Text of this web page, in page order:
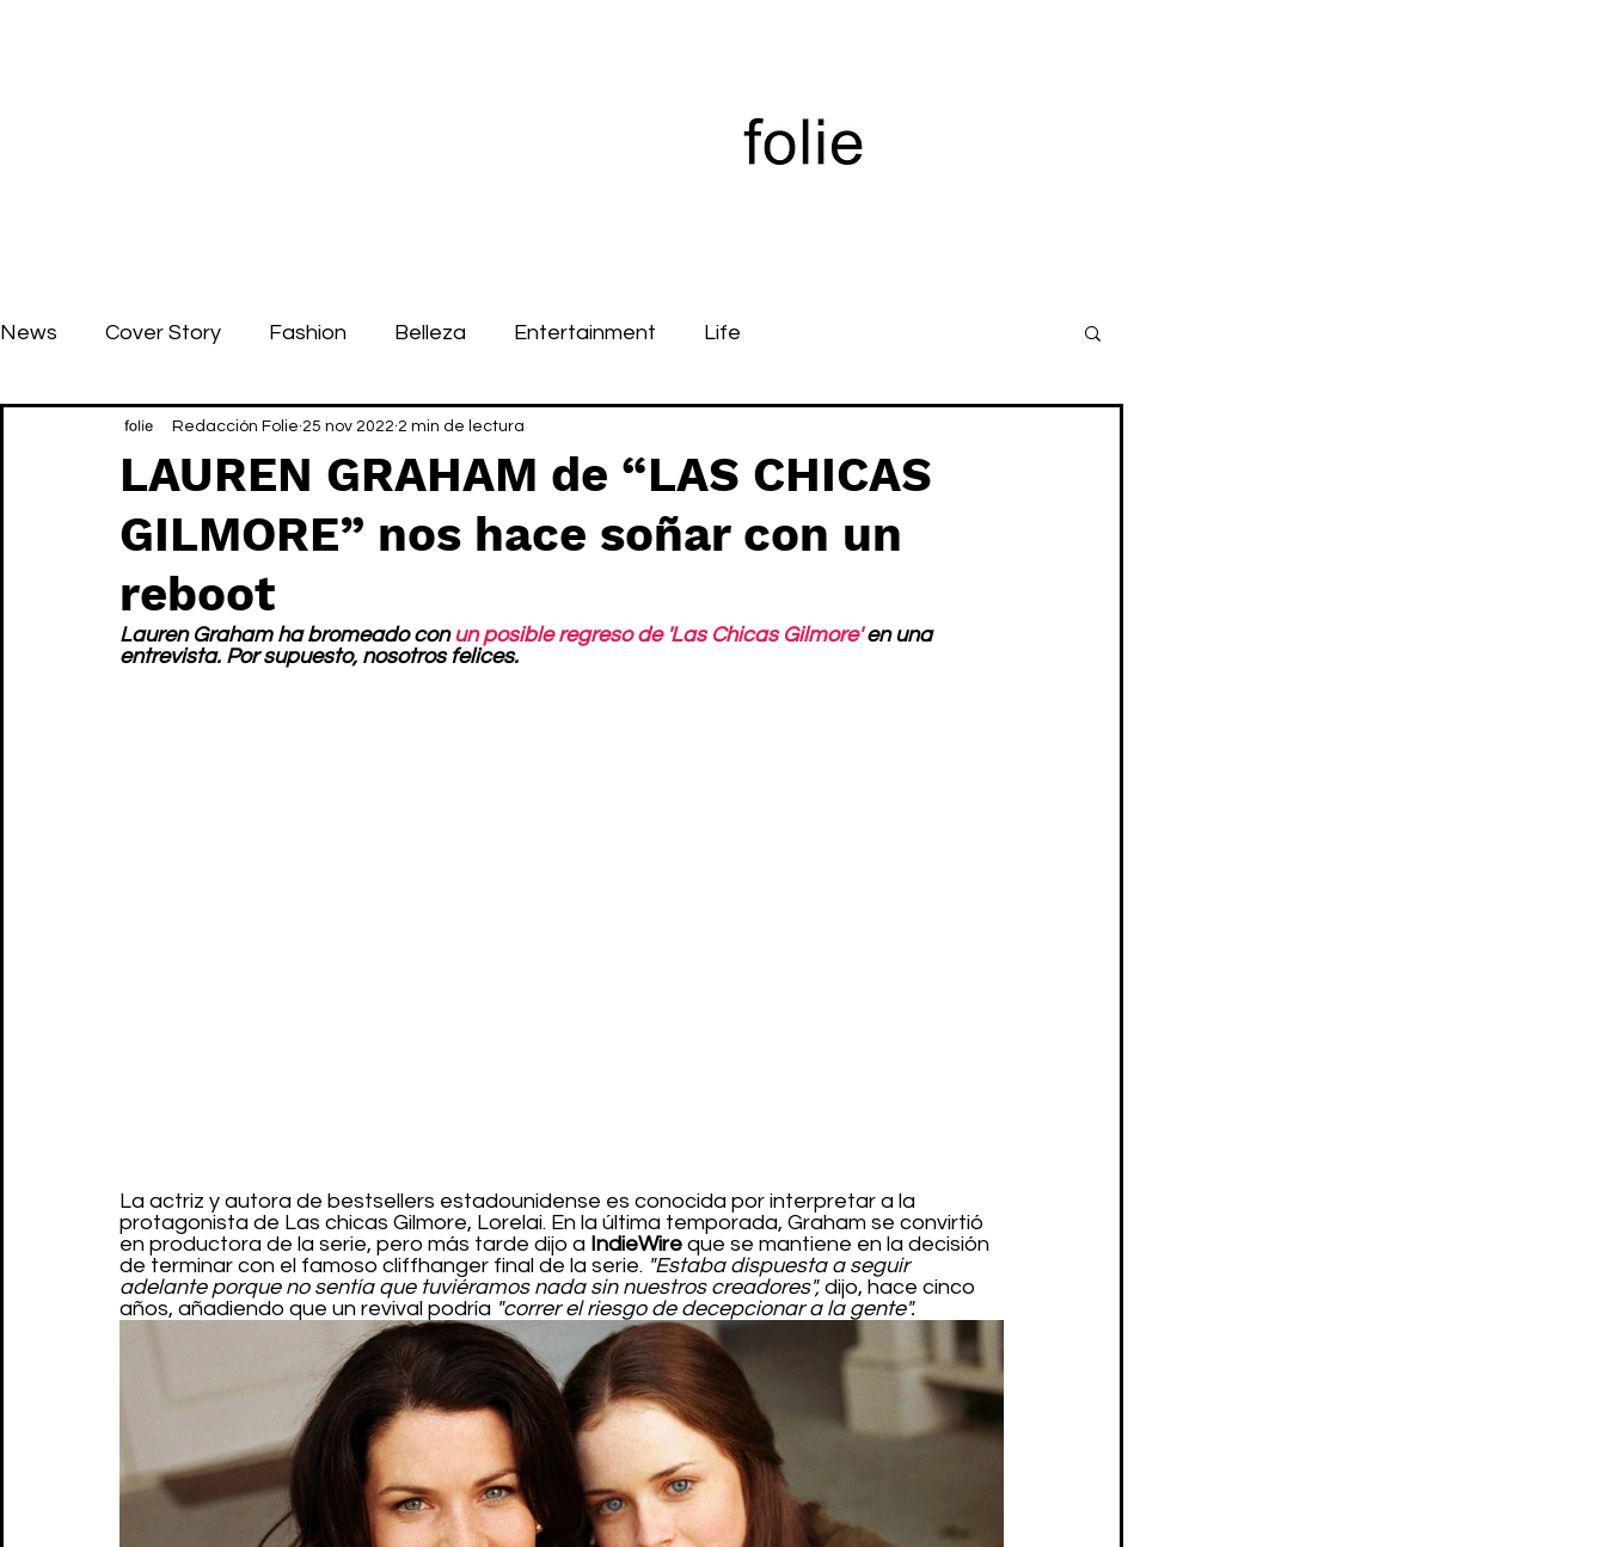
News Cover Story Fashion Belleza Entertainment Life
LAUREN GRAHAM de “LAS CHICAS
GILMORE” nos hace soñar con un
reboot
Redacción Folie 25 nov 2022 2 min de lectura
Lauren Graham ha bromeado con un posible regreso de 'Las Chicas Gilmore' en una
entrevista. Por supuesto, nosotros felices.
La actriz y autora de bestsellers estadounidense es conocida por interpretar a la
protagonista de Las chicas Gilmore, Lorelai. En la última temporada, Graham se convirtió
en productora de la serie, pero más tarde dijo a IndieWire que se mantiene en la decisión
de terminar con el famoso cliffhanger final de la serie. "Estaba dispuesta a seguir
adelante porque no sentía que tuviéramos nada sin nuestros creadores", dijo, hace cinco
años, añadiendo que un revival podría "correr el riesgo de decepcionar a la gente".